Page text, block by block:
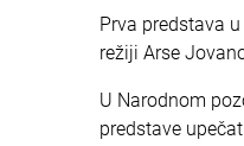
Prva predstava
režiji Arse
U Narodnom
predstave